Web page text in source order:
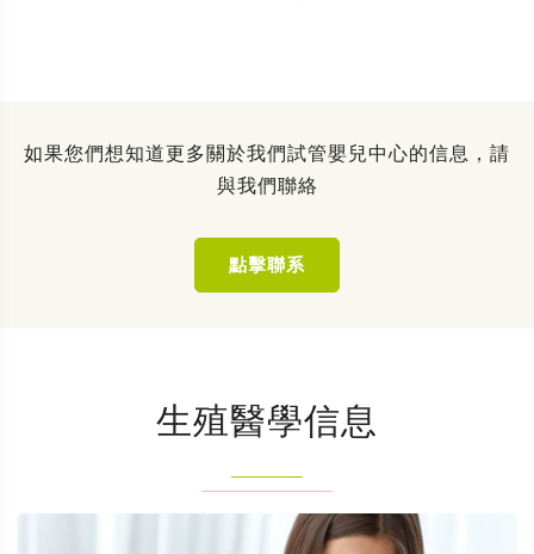
如果您們想知道更多關於我們試管嬰兒中心的信息，請
與我們聯絡
點擊聯系
生殖醫學信息